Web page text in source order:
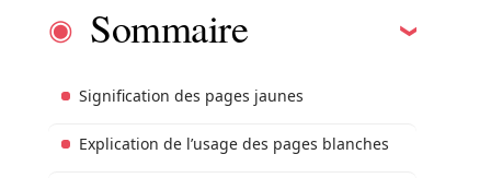
Sommaire
Signification des pages jaunes
Explication de l’usage des pages blanches